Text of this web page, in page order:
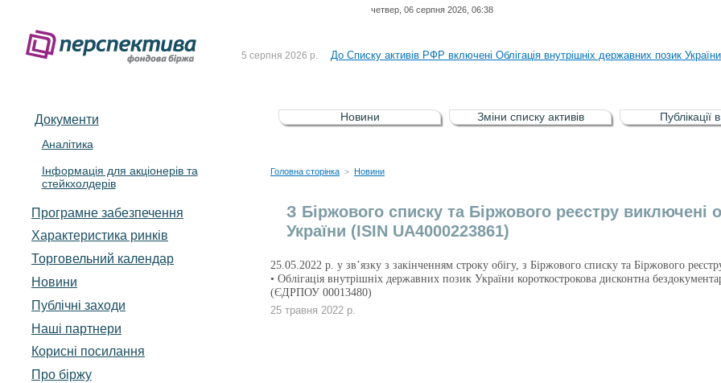
четвер, 06 серпня 2026, 06:38
5 серпня 2026 р. До Списку активів РФР включені Облігація внутрішніх державних позик
5 серпня 2026 р. До уваги власників облігацій ISIN UA5000008459 серії В ТОВ"ФАСТФІНАНС"
4 серпня 2026 р. Рішення НКЦПФР від 04.08.2026 р.стосовно обігу цінних паперів окремих
Документи
Аналітика
Інформація для акціонерів та
стейкхолдерів
Програмне забезпечення
Характеристика pинків
Торговельний календар
Новини
Публічні заходи
Наші партнери
Корисні посилання
Про біржу
Новини Зміни списку активів Публікації
Головна сторінка > Новини
З Біржового списку та Біржового реєстру виключені
України (ISIN UA4000223861)
25.05.2022 р. у зв’язку з закінченням строку обігу, з Біржового списку та Біржового
• Облігація внутрішніх державних позик України короткострокова дисконтна
(ЄДРПОУ 00013480)
25 травня 2022 р.